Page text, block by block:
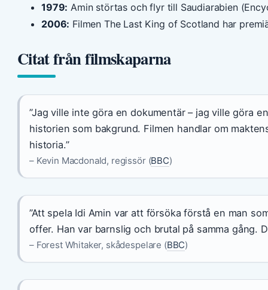
1979: Amin störtas och flyr till Saudiarabien
2006: Filmen The Last King of Scotland har
Citat från filmskaparna
”Jag ville inte göra en dokumentär – jag ville göra
historien som bakgrund. Filmen handlar om
historia.”
– Kevin Macdonald, regissör (BBC)
”Att spela Idi Amin var att försöka förstå en man
offer. Han var barnslig och brutal på samma gång.
– Forest Whitaker, skådespelare (BBC)